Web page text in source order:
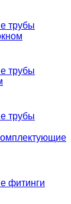
трубы
трубы
трубы
фитинги